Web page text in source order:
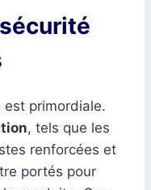
primordiale.
, tels que les
renforcées et
portés pour